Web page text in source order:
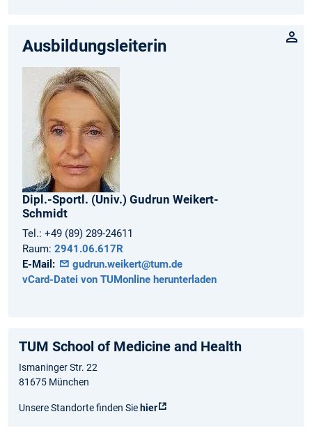
Ausbildungsleiterin
Dipl.-Sportl. (Univ.) Gudrun Weikert-
Schmidt
Tel.: +49 (89) 289-24611
Raum: 2941.06.617R
E-Mail:
gudrun.weikert@tum.de
vCard-Datei von TUMonline herunterladen
TUM School of Medicine and Health
Ismaninger Str. 22
81675 München
Unsere Standorte finden Siehier